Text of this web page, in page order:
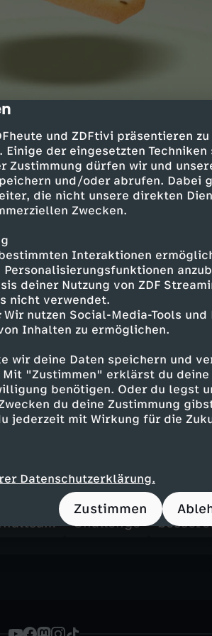
und ZDFtivi präsentieren
der eingesetzten
dürfen wir und
und/oder abrufen. Dabei
die nicht unsere direkten
Zwecken.
Interaktionen
Personalisierungsfunktionen
deiner Nutzung von ZDF
nicht verwendet.
Wir nutzen Social-Media-Tools und
Inhalten zu ermöglichen.
wir deine Daten speichern und
"Zustimmen" erklärst du deine
benötigen. Oder du legst
du deine Zustimmung
jederzeit mit Wirkung für die
Datenschutzerklärung.
Zustimmen
Legeganz genau, mit
zum Glück scheut er sich
Experimente für die
durch und zeigt, wo
Essen mehr ist als die
so auf den Punkt:
bereitet eine
aus Optik, Geruch, Akustik
Erinnerung, die jeder
Challenge